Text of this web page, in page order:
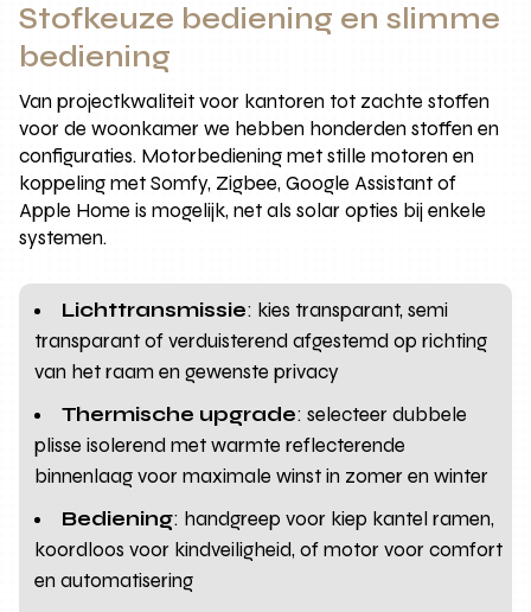
Stofkeuze bediening en slimme
bediening
Van projectkwaliteit voor kantoren tot zachte stoffen
voor de woonkamer we hebben honderden stoffen en
configuraties. Motorbediening met stille motoren en
koppeling met Somfy, Zigbee, Google Assistant of
Apple Home is mogelijk, net als solar opties bij enkele
systemen.
Lichttransmissie: kies transparant, semi
transparant of verduisterend afgestemd op richting
van het raam en gewenste privacy
Thermische upgrade: selecteer dubbele
plisse isolerend met warmte reflecterende
binnenlaag voor maximale winst in zomer en winter
Bediening: handgreep voor kiep kantel ramen,
koordloos voor kindveiligheid, of motor voor comfort
en automatisering